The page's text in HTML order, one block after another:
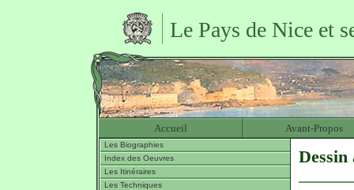
Le Pays de Nice et
Accueil Avant-Propos
Les Biographies
Index des Oeuvres
Les Itinéraires
Les Techniques
Dessin